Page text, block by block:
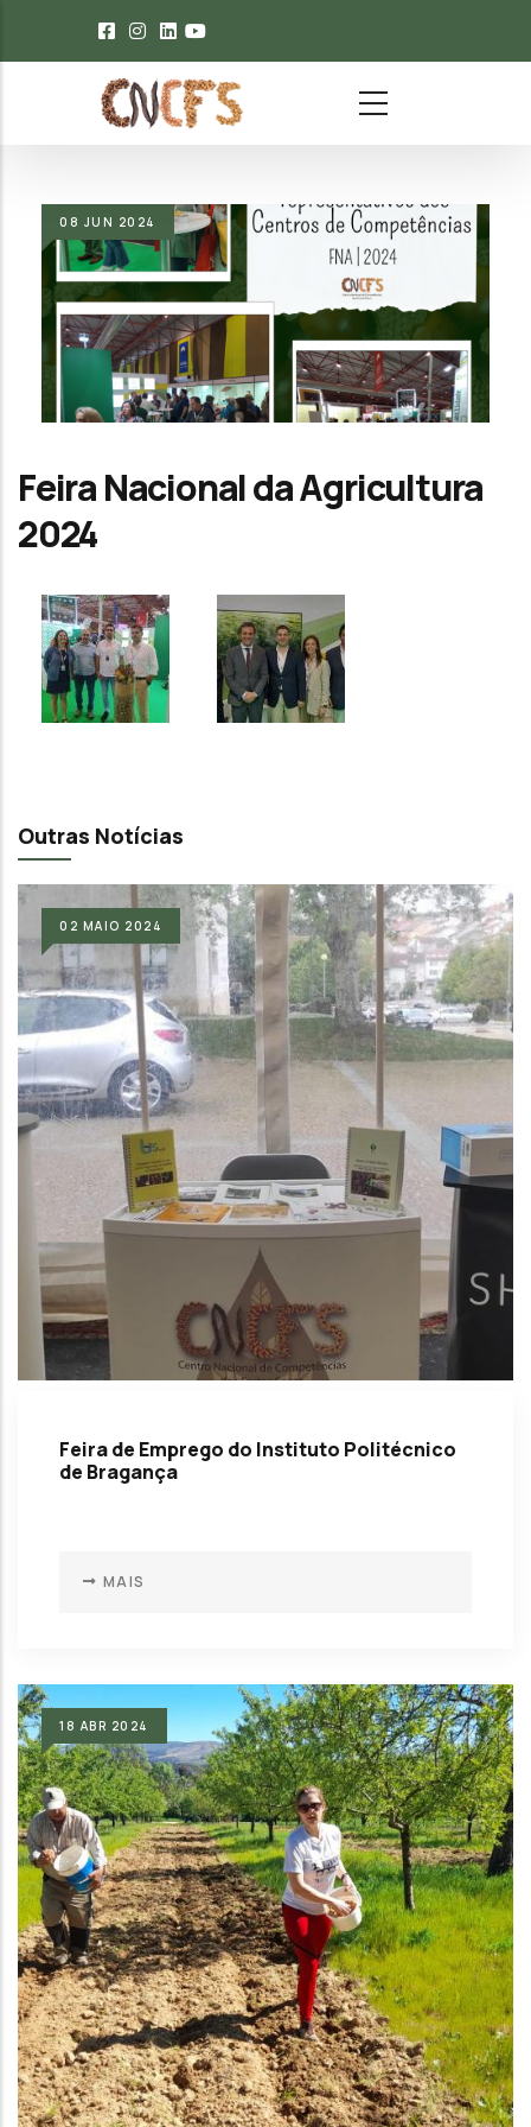
Passar para o conteúdo principal
08 JUN 2024
Feira Nacional da Agricultura
2024
Outras Notícias
02 MAIO 2024
Feira de Emprego do Instituto Politécnico
de Bragança
MAIS
18 ABR 2024